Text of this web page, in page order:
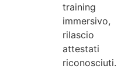
training
immersivo,
rilascio
attestati
riconosciuti.